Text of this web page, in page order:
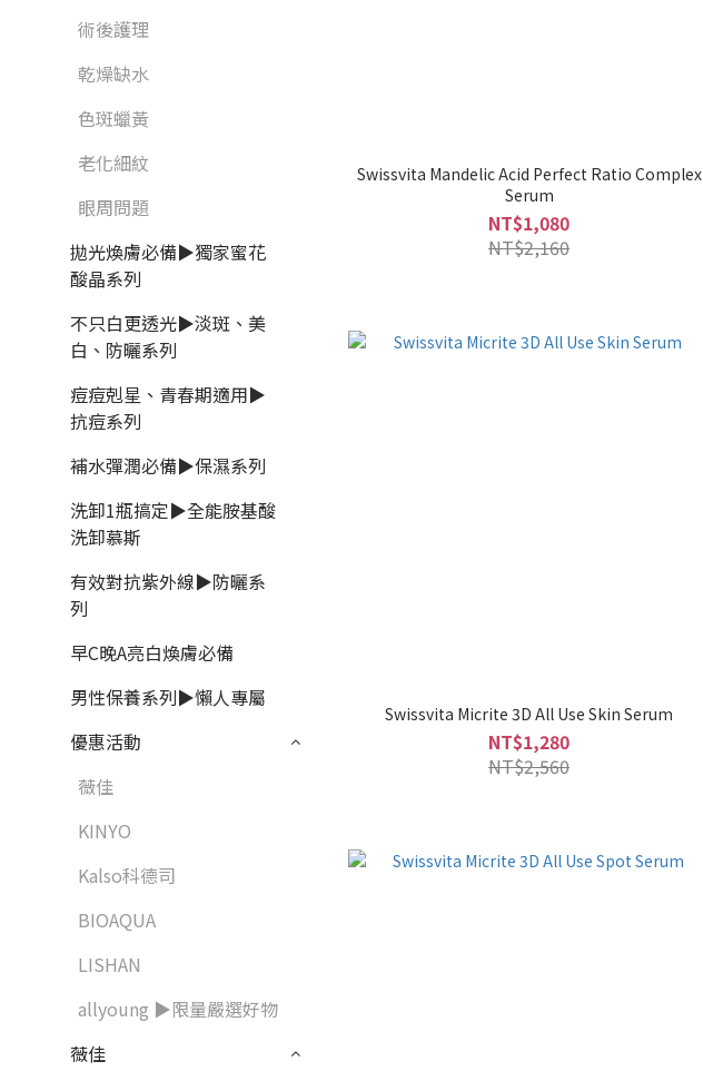
術後護理
乾燥缺水
色斑蠟黃
老化細紋
眼周問題
拋光煥膚必備▶獨家蜜花
酸晶系列
不只白更透光▶淡斑、美
白、防曬系列
痘痘剋星、青春期適用▶
抗痘系列
補水彈潤必備▶保濕系列
洗卸1瓶搞定▶全能胺基酸
洗卸慕斯
有效對抗紫外線▶防曬系
列
早C晚A亮白煥膚必備
男性保養系列▶懶人專屬
優惠活動
薇佳
KINYO
Kalso科德司
BIOAQUA
LISHAN
allyoung ▶限量嚴選好物
薇佳
Swissvita Mandelic Acid Perfect Ratio Complex
Serum
NT$1,080
NT$2,160
Swissvita Micrite 3D All Use Skin Serum
NT$1,280
NT$2,560